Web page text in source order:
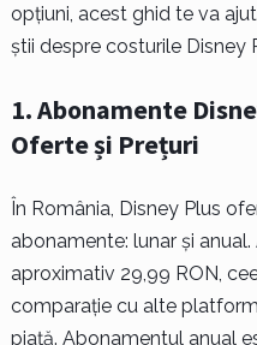
opțiuni, acest ghid te va
știi despre costurile Disney
1. Abonamente
Oferte și Prețuri
În România, Disney Plus
abonamente: lunar și
aproximativ 29,99 RON,
comparație cu alte
piață. Abonamentul anual